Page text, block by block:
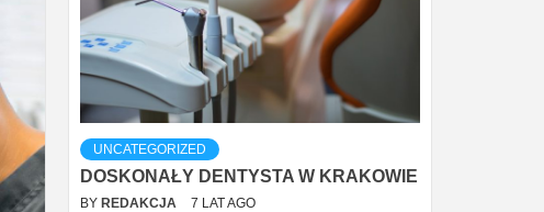
UNCATEGORIZED
DOSKONAŁY DENTYSTA W KRAKOWIE
BY REDAKCJA 7 LAT AGO